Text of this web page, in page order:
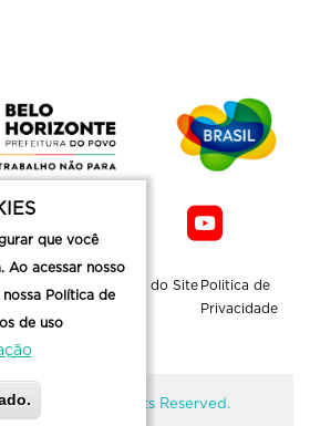
Mapa do Site Politica de
Privacidade
2026. All Rights Reserved.
que você
Ao acessar nosso
Política de
de uso